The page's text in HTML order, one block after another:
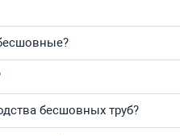
бесшовных труб?